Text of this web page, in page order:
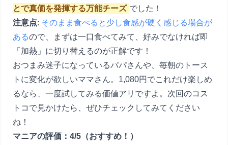
とで真価を発揮する万能チーズ でした！
注意点: そのまま食べると少し食感が硬く感じる場合が
あるので、まずは一口食べてみて、好みでなければ即
「加熱」に切り替えるのが正解です！
おつまみ迷子になっているパパさんや、毎朝のトース
トに変化が欲しいママさん。1,080円でこれだけ楽しめ
るなら、一度試してみる価値アリですよ。次回のコス
トコで見かけたら、ぜひチェックしてみてください
ね！
マニアの評価：4/5（おすすめ！）